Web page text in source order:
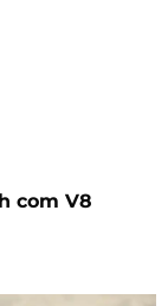
com V8